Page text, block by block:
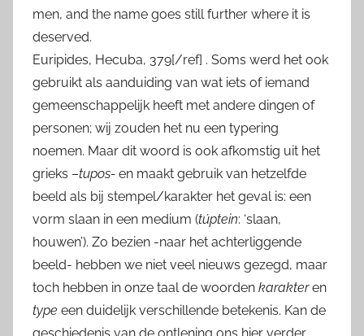
men, and the name goes still further where it is
deserved.
Euripides, Hecuba, 379[/ref] . Soms werd het ook
gebruikt als aanduiding van wat iets of iemand
gemeenschappelijk heeft met andere dingen of
personen; wij zouden het nu een typering
noemen. Maar dit woord is ook afkomstig uit het
grieks –tupos- en maakt gebruik van hetzelfde
beeld als bij stempel/karakter het geval is: een
vorm slaan in een medium (túptein: ‘slaan,
houwen’). Zo bezien -naar het achterliggende
beeld- hebben we niet veel nieuws gezegd, maar
toch hebben in onze taal de woorden karakteren
type een duidelijk verschillende betekenis. Kan de
geschiedenis van de ontlening ons hier verder